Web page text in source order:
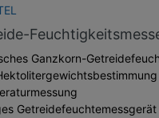
Ganzkorn-
Getreidefeuchtemessgerät